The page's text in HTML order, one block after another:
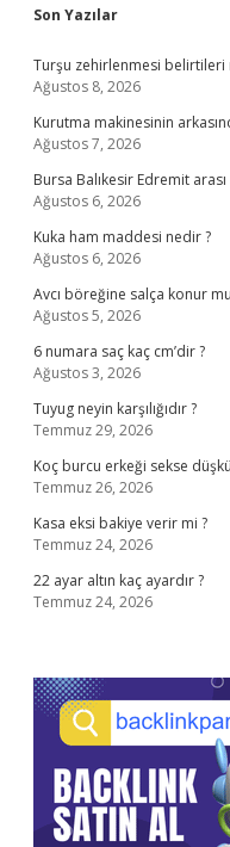
Sidebar
Son Yazılar
Turşu zehirlenmesi belirtileri
Ağustos 8, 2026
Kurutma makinesinin
Ağustos 7, 2026
Bursa Balıkesir Edremit arası
Ağustos 6, 2026
Kuka ham maddesi nedir ?
Ağustos 6, 2026
Avcı böreğine salça konur
Ağustos 5, 2026
6 numara saç kaç cm’dir ?
Ağustos 3, 2026
Tuyug neyin karşılığıdır ?
Temmuz 29, 2026
Koç burcu erkeği sekse
Temmuz 26, 2026
Kasa eksi bakiye verir mi ?
Temmuz 24, 2026
22 ayar altın kaç ayardır ?
Temmuz 24, 2026